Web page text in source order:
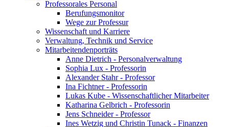
Professorales Personal
Berufungsmonitor
Wege zur Professur
Wissenschaft und Karriere
Verwaltung, Technik und Service
Mitarbeitendenporträts
Anne Dietrich - Personalverwaltung
Sophia Lux - Professorin
Alexander Stahr - Professor
Ina Fichtner - Professorin
Lukas Kube - Wissenschaftlicher Mitarbeiter
Katharina Gelbrich - Professorin
Jens Schneider - Professor
Ines Wetzig und Christin Tunack - Finanzen